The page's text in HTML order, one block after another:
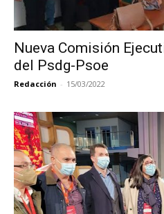
Nueva Comisión
del Psdg-Psoe
Redacción - 15/03/2022